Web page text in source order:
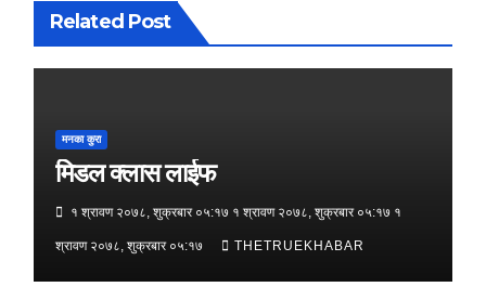
Related Post
मनका कुरा
मिडल क्लास लाईफ
१ श्रावण २०७८, शुक्रबार ०५:१७ १ श्रावण २०७८, शुक्रबार ०५:१७ १
श्रावण २०७८, शुक्रबार ०५:१७ THETRUEKHABAR